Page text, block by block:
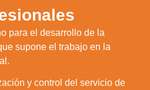
para el desarrollo de la
supone el trabajo en la
y control del servicio de